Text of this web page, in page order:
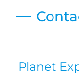
Planet